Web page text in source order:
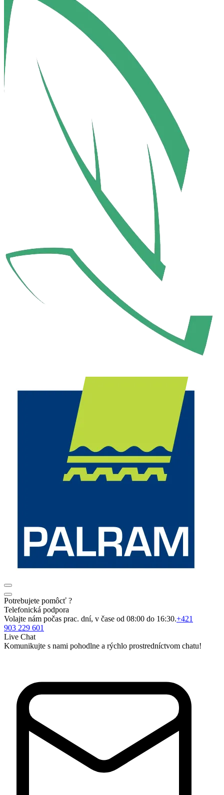
Potrebujete pomôcť ?
Telefonická podpora
Volajte nám počas prac. dní, v čase od 08:00 do 16:30.+421
903 229 601
Live Chat
Komunikujte s nami pohodlne a rýchlo prostredníctvom chatu!